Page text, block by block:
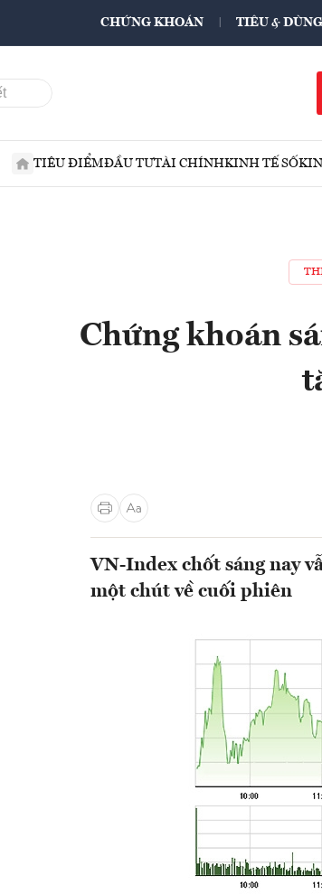
CHỨNG KHOÁN TIÊU & DÙNG
TIÊU ĐIỂMĐẦU TƯTÀI CHÍNHKINH TẾ SỐ
Chứng khoán
VN-Index chốt sáng nay
một chút về cuối phiên